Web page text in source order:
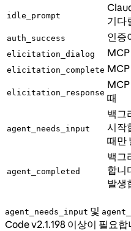
idle_prompt
기다
auth_success 인증
elicitation_dialog MCP
elicitation_complete
elicitation_response 때
agent_needs_input
백그
시작
때만
agent_completed
백그
합니
발생
agent_needs_input 및
Code v2.1.198 이상이 필요합